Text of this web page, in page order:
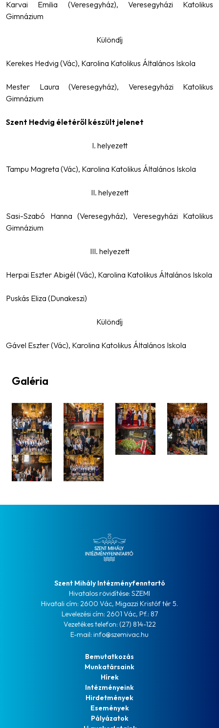
Karvai Emilia (Veresegyház), Veresegyházi Katolikus
Gimnázium
Különdíj
Kerekes Hedvig (Vác), Karolina Katolikus Általános Iskola
Mester Laura (Veresegyház), Veresegyházi Katolikus
Gimnázium
Szent Hedvig életéről készült jelenet
I. helyezett
Tampu Magreta (Vác), Karolina Katolikus Általános Iskola
II. helyezett
Sasi-Szabó Hanna (Veresegyház), Veresegyházi Katolikus
Gimnázium
III. helyezett
Herpai Eszter Abigél (Vác), Karolina Katolikus Általános Iskola
Puskás Eliza (Dunakeszi)
Különdíj
Gável Eszter (Vác), Karolina Katolikus Általános Iskola
Galéria
Szent Mihály Intézményfenntartó
Hivatalos rövidítése: SZEMI
Hivatali cím: 2600 Vác, Migazzi Kristóf tér 5.
Levelezési cím: 2601 Vác, Pf.: 87
Vezetékes telefon: (27) 814-122
E-mail: info@szemivac.hu
Bemutatkozás
Munkatársaink
Hírek
Intézményeink
Hirdetmények
Események
Pályázatok